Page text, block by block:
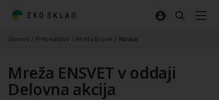
Domov / Prebivalstvo / Mreža Ensvet / Novice
Mreža ENSVET v oddaji
Delovna akcija